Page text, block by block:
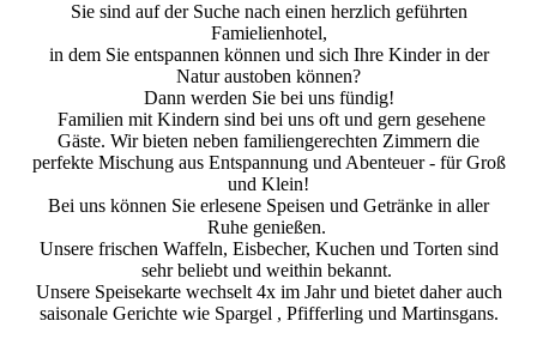
Sie sind auf der Suche nach einen herzlich geführten
Famielienhotel,
in dem Sie entspannen können und sich Ihre Kinder in der
Natur austoben können?
Dann werden Sie bei uns fündig!
Familien mit Kindern sind bei uns oft und gern gesehene
Gäste. Wir bieten neben familiengerechten Zimmern die
perfekte Mischung aus Entspannung und Abenteuer - für Groß
und Klein!
Bei uns können Sie erlesene Speisen und Getränke in aller
Ruhe genießen.
Unsere frischen Waffeln, Eisbecher, Kuchen und Torten sind
sehr beliebt und weithin bekannt.
Unsere Speisekarte wechselt 4x im Jahr und bietet daher auch
saisonale Gerichte wie Spargel , Pfifferling und Martinsgans.